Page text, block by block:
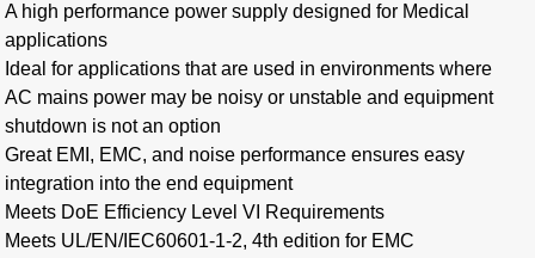
A high performance power supply designed for Medical
applications
Ideal for applications that are used in environments where
AC mains power may be noisy or unstable and equipment
shutdown is not an option
Great EMI, EMC, and noise performance ensures easy
integration into the end equipment
Meets DoE Efficiency Level VI Requirements
Meets UL/EN/IEC60601-1-2, 4th edition for EMC